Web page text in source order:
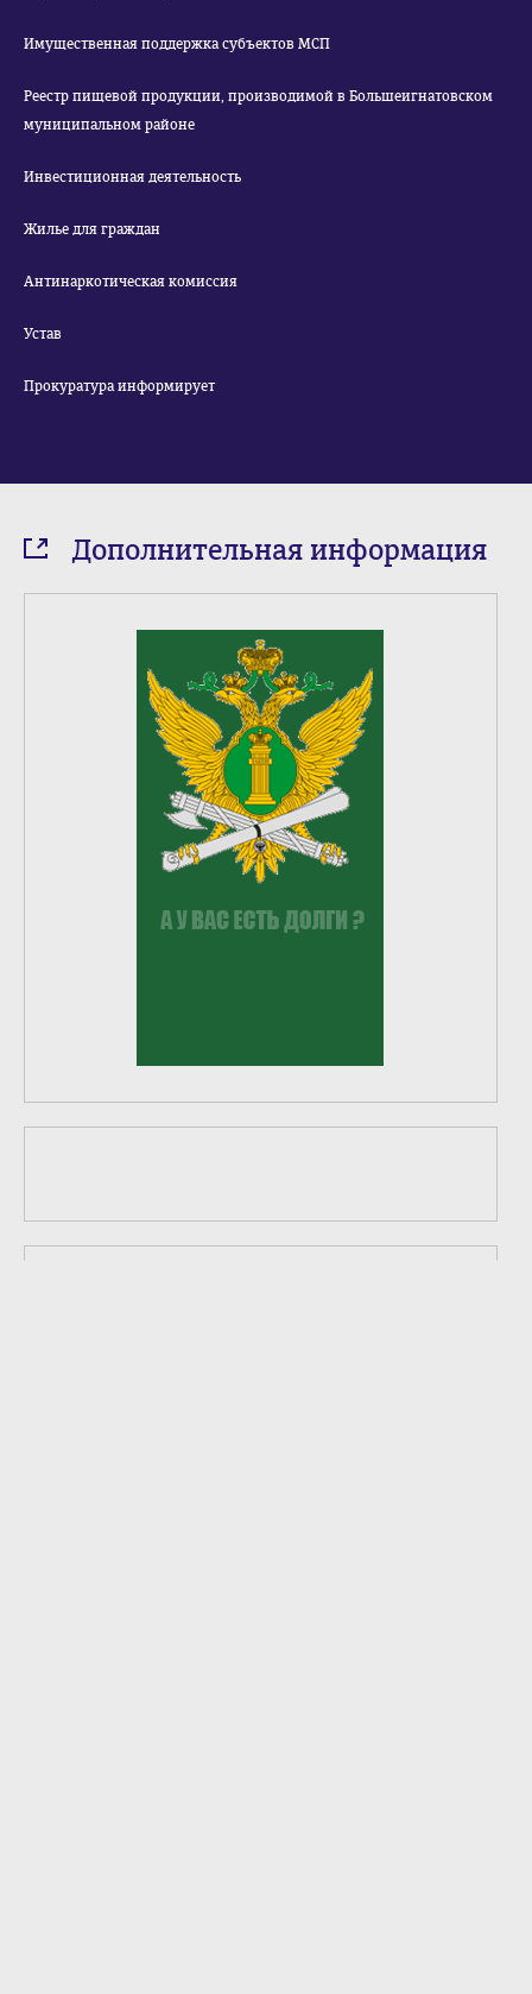
Имущественная поддержка субъектов МСП
Реестр пищевой продукции, производимой в Большеигнатовском
муниципальном районе
Инвестиционная деятельность
Жилье для граждан
Антинаркотическая комиссия
Устав
Прокуратура информирует
Дополнительная информация